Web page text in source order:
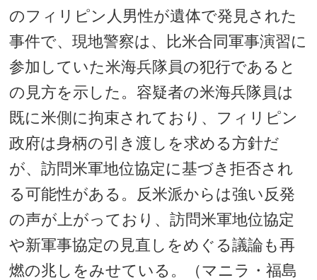
のフィリピン人男性が遺体で発見された
事件で、現地警察は、比米合同軍事演習に
参加していた米海兵隊員の犯行であると
の見方を示した。容疑者の米海兵隊員は
既に米側に拘束されており、フィリピン
政府は身柄の引き渡しを求める方針だ
が、訪問米軍地位協定に基づき拒否され
る可能性がある。反米派からは強い反発
の声が上がっており、訪問米軍地位協定
や新軍事協定の見直しをめぐる議論も再
燃の兆しをみせている。（マニラ・福島